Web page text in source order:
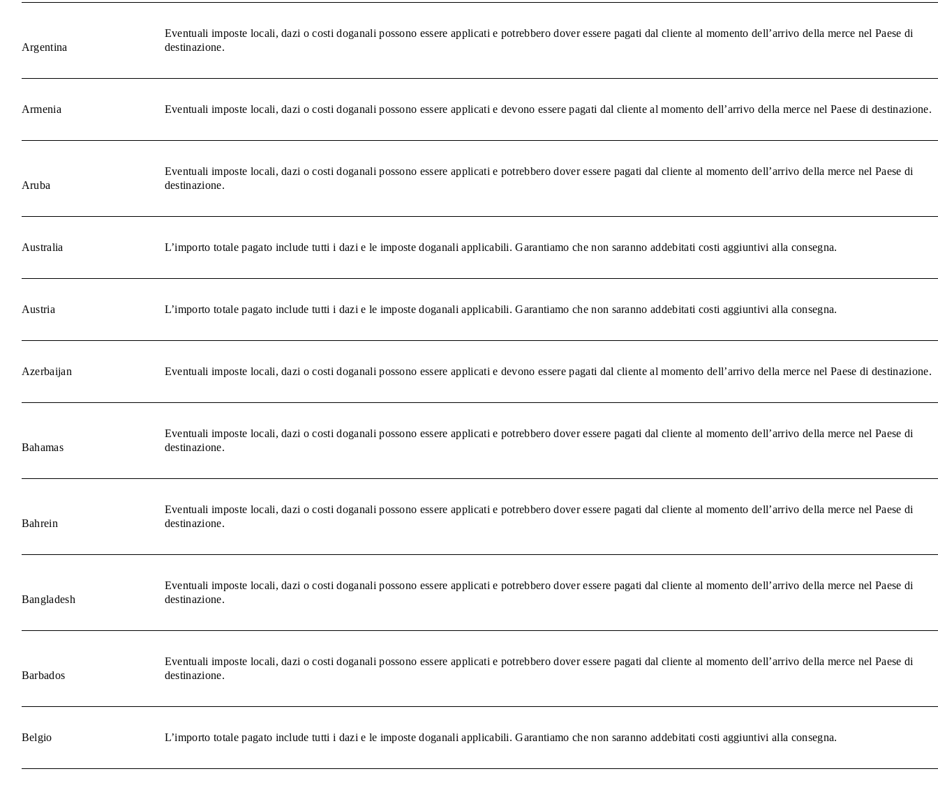
Argentina
Eventuali imposte locali, dazi o costi doganali possono essere applicati e potrebbero dover essere pagati dal cliente al momento dell’arrivo della merce nel Paese di
destinazione.
Armenia Eventuali imposte locali, dazi o costi doganali possono essere applicati e devono essere pagati dal cliente al momento dell’arrivo della merce nel Paese di destinazione.
Aruba
Eventuali imposte locali, dazi o costi doganali possono essere applicati e potrebbero dover essere pagati dal cliente al momento dell’arrivo della merce nel Paese di
destinazione.
Australia L’importo totale pagato include tutti i dazi e le imposte doganali applicabili. Garantiamo che non saranno addebitati costi aggiuntivi alla consegna.
Austria L’importo totale pagato include tutti i dazi e le imposte doganali applicabili. Garantiamo che non saranno addebitati costi aggiuntivi alla consegna.
Azerbaijan Eventuali imposte locali, dazi o costi doganali possono essere applicati e devono essere pagati dal cliente al momento dell’arrivo della merce nel Paese di destinazione.
Bahamas
Eventuali imposte locali, dazi o costi doganali possono essere applicati e potrebbero dover essere pagati dal cliente al momento dell’arrivo della merce nel Paese di
destinazione.
Bahrein
Eventuali imposte locali, dazi o costi doganali possono essere applicati e potrebbero dover essere pagati dal cliente al momento dell’arrivo della merce nel Paese di
destinazione.
Bangladesh
Eventuali imposte locali, dazi o costi doganali possono essere applicati e potrebbero dover essere pagati dal cliente al momento dell’arrivo della merce nel Paese di
destinazione.
Barbados
Eventuali imposte locali, dazi o costi doganali possono essere applicati e potrebbero dover essere pagati dal cliente al momento dell’arrivo della merce nel Paese di
destinazione.
Belgio L’importo totale pagato include tutti i dazi e le imposte doganali applicabili. Garantiamo che non saranno addebitati costi aggiuntivi alla consegna.